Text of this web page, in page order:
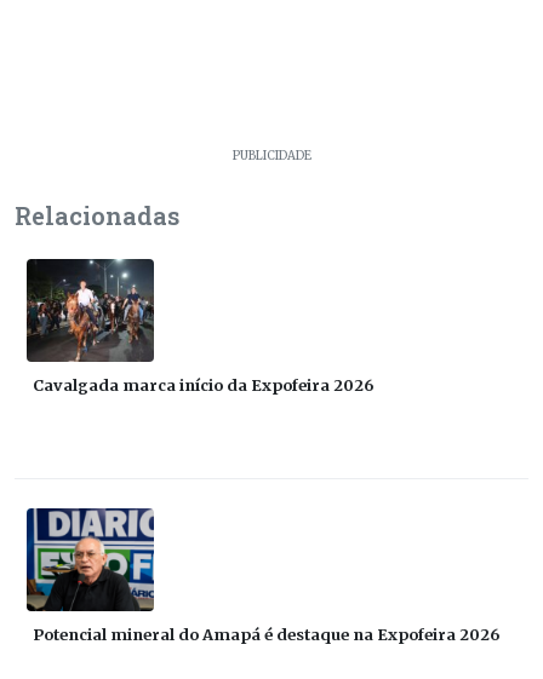
PUBLICIDADE
Relacionadas
Cavalgada marca início da Expofeira 2026
Potencial mineral do Amapá é destaque na Expofeira 2026